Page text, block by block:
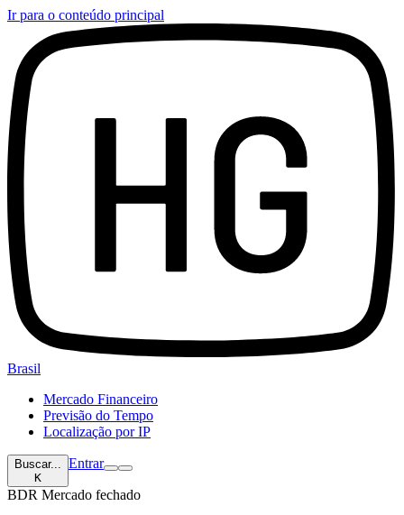
Ir para o conteúdo principal
Brasil
Mercado Financeiro
Previsão do Tempo
Localização por IP
Buscar...
K
Entrar
BDR Mercado fechado